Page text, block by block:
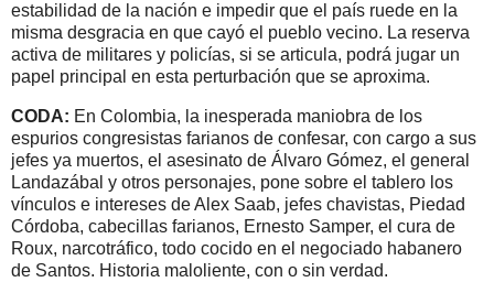
estabilidad de la nación e impedir que el país ruede en la
misma desgracia en que cayó el pueblo vecino. La reserva
activa de militares y policías, si se articula, podrá jugar un
papel principal en esta perturbación que se aproxima.
CODA: En Colombia, la inesperada maniobra de los
espurios congresistas farianos de confesar, con cargo a sus
jefes ya muertos, el asesinato de Álvaro Gómez, el general
Landazábal y otros personajes, pone sobre el tablero los
vínculos e intereses de Alex Saab, jefes chavistas, Piedad
Córdoba, cabecillas farianos, Ernesto Samper, el cura de
Roux, narcotráfico, todo cocido en el negociado habanero
de Santos. Historia maloliente, con o sin verdad.